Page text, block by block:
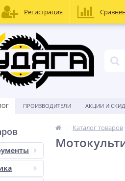
ПРОИЗВОДИТЕЛИ АКЦИИ И
Каталог товаров
Регистрация